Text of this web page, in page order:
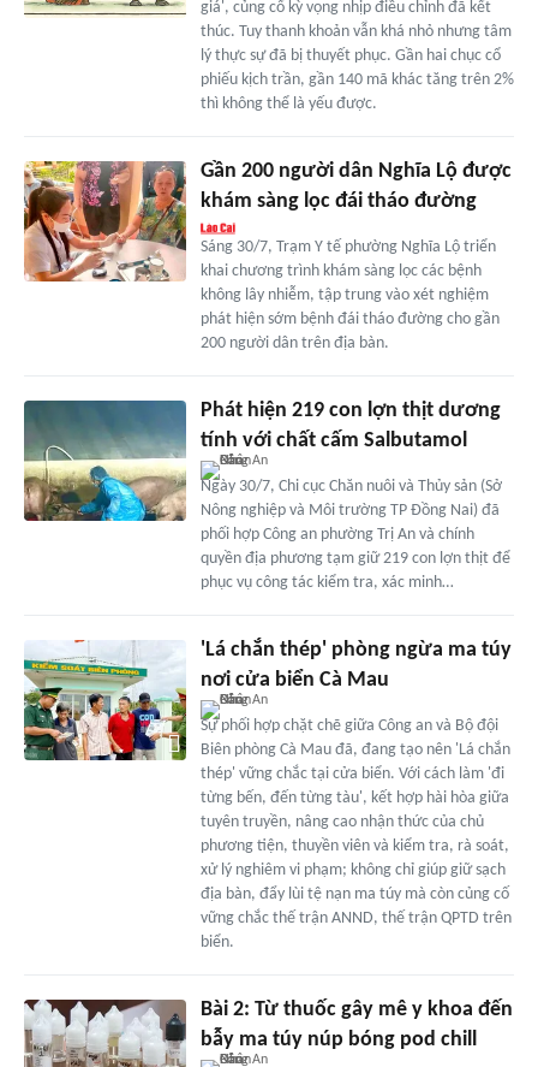
giá', củng cố kỳ vọng nhịp điều chỉnh đã kết
thúc. Tuy thanh khoản vẫn khá nhỏ nhưng tâm
lý thực sự đã bị thuyết phục. Gần hai chục cổ
phiếu kịch trần, gần 140 mã khác tăng trên 2%
thì không thể là yếu được.
Gần 200 người dân Nghĩa Lộ được
khám sàng lọc đái tháo đường
Sáng 30/7, Trạm Y tế phường Nghĩa Lộ triển
khai chương trình khám sàng lọc các bệnh
không lây nhiễm, tập trung vào xét nghiệm
phát hiện sớm bệnh đái tháo đường cho gần
200 người dân trên địa bàn.
Phát hiện 219 con lợn thịt dương
tính với chất cấm Salbutamol
Ngày 30/7, Chi cục Chăn nuôi và Thủy sản (Sở
Nông nghiệp và Môi trường TP Đồng Nai) đã
phối hợp Công an phường Trị An và chính
quyền địa phương tạm giữ 219 con lợn thịt để
phục vụ công tác kiểm tra, xác minh…
'Lá chắn thép' phòng ngừa ma túy
nơi cửa biển Cà Mau
Sự phối hợp chặt chẽ giữa Công an và Bộ đội
Biên phòng Cà Mau đã, đang tạo nên 'Lá chắn
thép' vững chắc tại cửa biển. Với cách làm 'đi
từng bến, đến từng tàu', kết hợp hài hòa giữa
tuyên truyền, nâng cao nhận thức của chủ
phương tiện, thuyền viên và kiểm tra, rà soát,
xử lý nghiêm vi phạm; không chỉ giúp giữ sạch
địa bàn, đẩy lùi tệ nạn ma túy mà còn củng cố
vững chắc thế trận ANND, thế trận QPTD trên
biển.
Bài 2: Từ thuốc gây mê y khoa đến
bẫy ma túy núp bóng pod chill